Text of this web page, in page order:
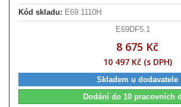
Kód skladu: E69 1110H
E69DF5.1
8 675 Kč
10 497 Kč (s DPH)
Skladem u dodavatele
Dodání do 10 pracovních